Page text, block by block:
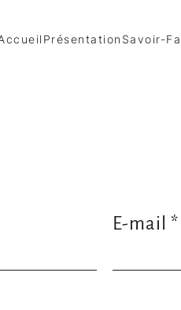
Présentation Savoir-
E-mail *